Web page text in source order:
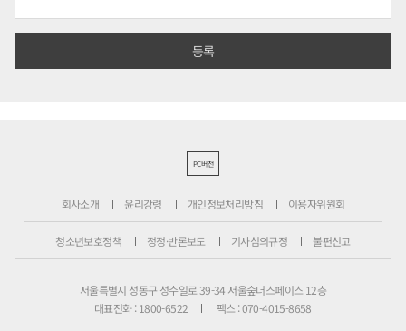
PC버전
회사소개 윤리강령 개인정보처리방침 이용자위원회
청소년보호정책 정정·반론보도 기사심의규정 불편신고
서울특별시 성동구 성수일로 39-34 서울숲더스페이스 12층
대표전화 : 1800-6522
팩스 : 070-4015-8658